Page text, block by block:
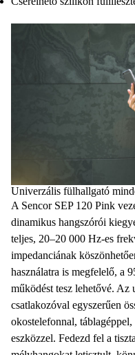
Univerzális fülhallgató
A SencorSEP 120 Pink
dinamikus hangszórói
teljes, 20–20 000 Hz-es
impedanciának
használatra is megfelelő, a
működést tesz lehetővé. Az
csatlakozóval egyszerűen
okostelefonnal,
eszközzel. Fedezd fel a